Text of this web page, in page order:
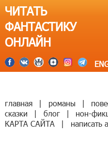
ЧИТАТЬ
ФАНТАСТИКУ
ОНЛАЙН
главная | романы |
сказки
| блог | нон-
КАРТА САЙТА
| написать